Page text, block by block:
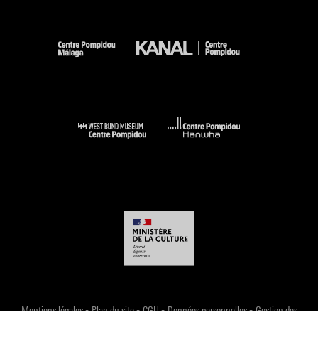
Mentions légales-Plan du site-CGU-Données personnelles-Gestion des